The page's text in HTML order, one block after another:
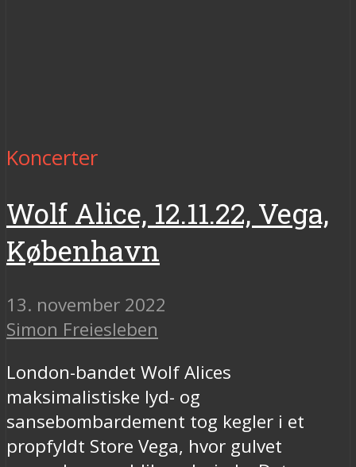
Koncerter
Wolf Alice, 12.11.22, Vega,
København
13. november 2022
Simon Freiesleben
London-bandet Wolf Alices
maksimalistiske lyd- og
sansebombardement tog kegler i et
propfyldt Store Vega, hvor gulvet